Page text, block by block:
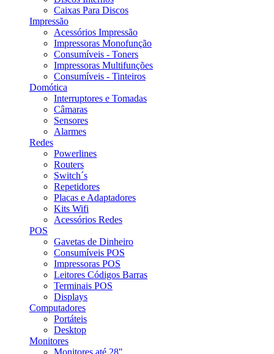
Caixas Para Discos
Impressão
Acessórios Impressão
Impressoras Monofunção
Consumíveis - Toners
Impressoras Multifunções
Consumíveis - Tinteiros
Domótica
Interruptores e Tomadas
Câmaras
Sensores
Alarmes
Redes
Powerlines
Routers
Switch´s
Repetidores
Placas e Adaptadores
Kits Wifi
Acessórios Redes
POS
Gavetas de Dinheiro
Consumíveis POS
Impressoras POS
Leitores Códigos Barras
Terminais POS
Displays
Computadores
Portáteis
Desktop
Monitores
Monitores até 28"